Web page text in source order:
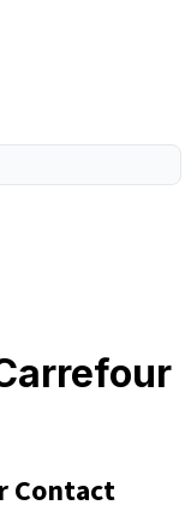
Contact